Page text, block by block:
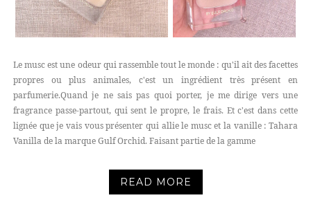
Le musc est une odeur qui rassemble tout le monde : qu'il ait des facettes
propres ou plus animales, c'est un ingrédient très présent en
parfumerie.Quand je ne sais pas quoi porter, je me dirige vers une
fragrance passe-partout, qui sent le propre, le frais. Et c'est dans cette
lignée que je vais vous présenter qui allie le musc et la vanille : Tahara
Vanilla de la marque Gulf Orchid. Faisant partie de la gamme
READ MORE